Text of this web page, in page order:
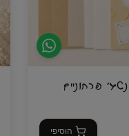
וינטג׳ פרחוניים
הוסיפי